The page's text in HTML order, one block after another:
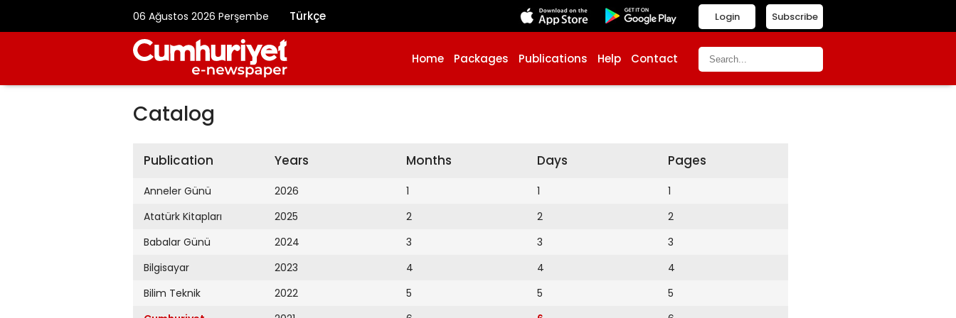
06 Ağustos 2026 Perşembe Türkçe Subscribe
Login
Home Packages Publications Help Contact
Catalog
Publication
Anneler Günü
Atatürk Kitapları
Babalar Günü
Bilgisayar
Bilim Teknik
Years
2026
2025
2024
2023
2022
Months
1
2
3
4
5
Days
1
2
3
4
5
Pages
1
2
3
4
5